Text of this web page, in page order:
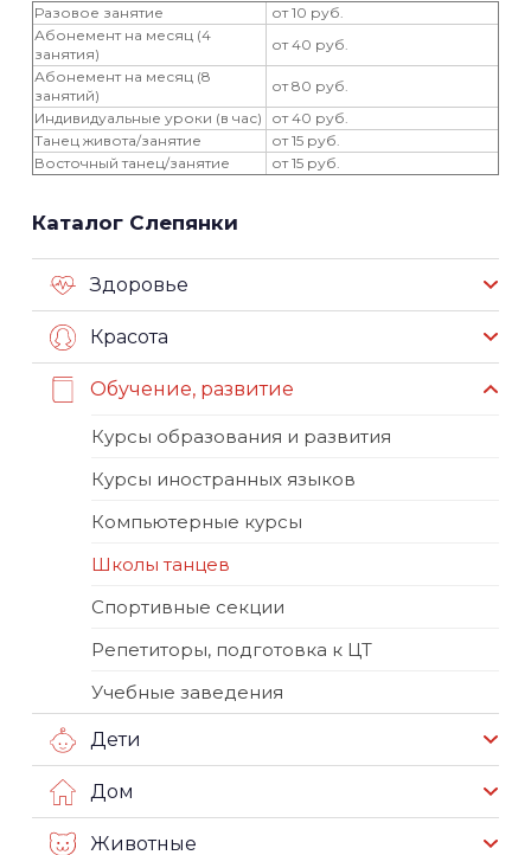
Разовое занятие
от 10 руб.
Абонемент на месяц (4
занятия)
от 40 руб.
Абонемент на месяц (8
занятий)
от 80 руб.
Индивидуальные уроки (в час)
от 40 руб.
Танец живота/занятие
от 15 руб.
Восточный танец/занятие
от 15 руб.
Каталог Слепянки
Здоровье
Красота
Обучение, развитие
Курсы образования и развития
Курсы иностранных языков
Компьютерные курсы
Школы танцев
Спортивные секции
Репетиторы, подготовка к ЦТ
Учебные заведения
Дети
Дом
Животные